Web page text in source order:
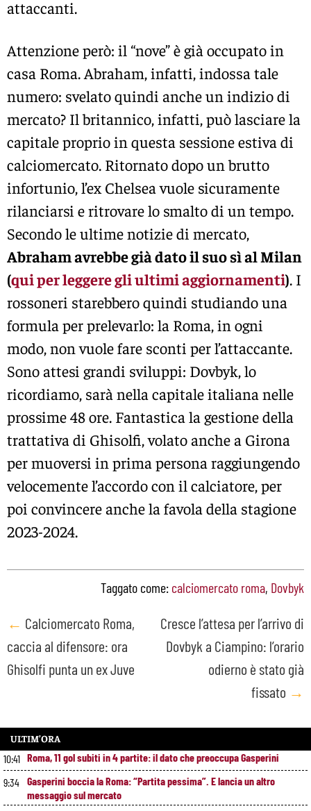
attaccanti.
Attenzione però: il “nove” è già occupato in
casa Roma. Abraham, infatti, indossa tale
numero: svelato quindi anche un indizio di
mercato? Il britannico, infatti, può lasciare la
capitale proprio in questa sessione estiva di
calciomercato. Ritornato dopo un brutto
infortunio, l’ex Chelsea vuole sicuramente
rilanciarsi e ritrovare lo smalto di un tempo.
Secondo le ultime notizie di mercato,
Abraham avrebbe già dato il suo sì al Milan
(qui per leggere gli ultimi aggiornamenti). I
rossoneri starebbero quindi studiando una
formula per prelevarlo: la Roma, in ogni
modo, non vuole fare sconti per l’attaccante.
Sono attesi grandi sviluppi: Dovbyk, lo
ricordiamo, sarà nella capitale italiana nelle
prossime 48 ore. Fantastica la gestione della
trattativa di Ghisolfi, volato anche a Girona
per muoversi in prima persona raggiungendo
velocemente l’accordo con il calciatore, per
poi convincere anche la favola della stagione
2023-2024.
Taggato come: calciomercato roma, Dovbyk
Post
navigation
← Calciomercato Roma,
caccia al difensore: ora
Ghisolfi punta un ex Juve
Cresce l’attesa per l’arrivo di
Dovbyk a Ciampino: l’orario
odierno è stato già
fissato →
ULTIM’ORA
10:41 Roma, 11 gol subiti in 4 partite: il dato che preoccupa Gasperini
9:34 Gasperini boccia la Roma: “Partita pessima”. E lancia un altro
messaggio sul mercato